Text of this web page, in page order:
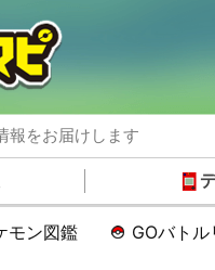
報をお届けします
モン図鑑 GOバトル